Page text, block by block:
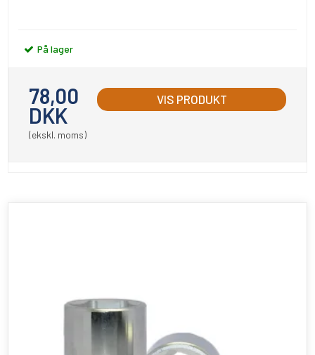
På lager
78,00
DKK
(ekskl. moms)
VIS PRODUKT